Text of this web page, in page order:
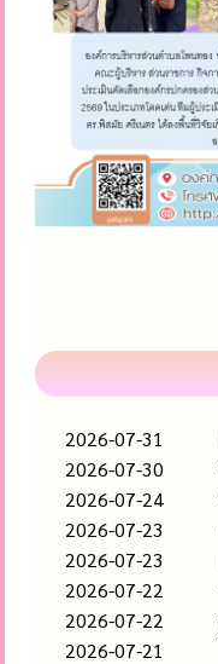
2026-07-31
2026-07-30
2026-07-24
2026-07-23
2026-07-23
2026-07-22
2026-07-22
2026-07-21